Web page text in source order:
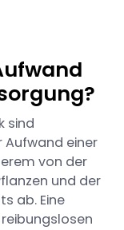
sind
Aufwand einer
von der
und der
ab. Eine